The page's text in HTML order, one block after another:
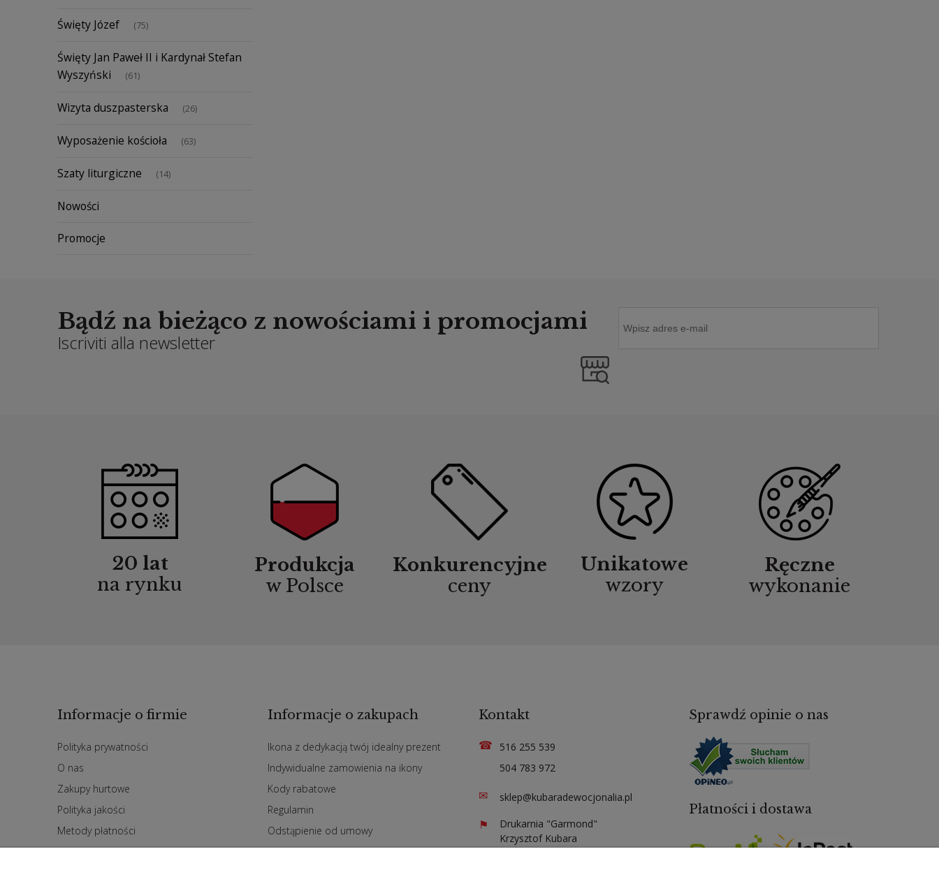
Święty Józef (75)
Święty Jan Paweł II i Kardynał Stefan
Wyszyński
(61)
Wizyta duszpasterska (26)
Wyposażenie kościoła (63)
Szaty liturgiczne (14)
Nowości
Promocje
Bądź na bieżąco z nowościami i promocjami
Iscriviti alla newsletter
20 lat
na rynku
Produkcja
w Polsce
Konkurencyjne
ceny
Unikatowe
wzory
Ręczne
wykonanie
Informacje o firmie
Polityka prywatności
O nas
Zakupy hurtowe
Polityka jakości
Metody płatności
Czas i koszty dostawy
Informacje o zakupach
Ikona z dedykacją twój idealny prezent
Indywidualne zamowienia na ikony
Kody rabatowe
Regulamin
Odstąpienie od umowy
Kontakt
☎
516 255 539
504 783 972
✉ sklep@kubaradewocjonalia.pl
⚑
Drukarnia "Garmond"
Krzysztof Kubara
Sprawdź opinie o nas
Płatności i dostawa